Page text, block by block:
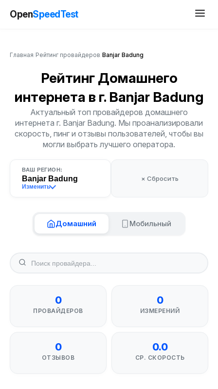
OpenSpeedTest
Главная Рейтинг провайдеров Banjar Badung
Рейтинг Домашнего
интернета в г. Banjar Badung
Актуальный топ провайдеров домашнего
интернета г. Banjar Badung. Мы проанализировали
скорость, пинг и отзывы пользователей, чтобы вы
могли выбрать лучшего оператора.
ВАШ РЕГИОН:
Banjar Badung
Изменить
× Сбросить
Домашний Мобильный
0
ПРОВАЙДЕРОВ
0
ИЗМЕРЕНИЙ
0
ОТЗЫВОВ
0.0
СР. СКОРОСТЬ